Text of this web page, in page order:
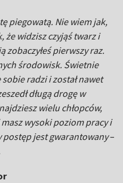
piegowatą. Nie wiem jak,
że widzisz czyjąś twarz i
pierwszy raz.
środowisk. Świetnie
radzi i został nawet
długą drogę w
wielu chłopców,
wysoki poziom pracy i
jest gwarantowany–